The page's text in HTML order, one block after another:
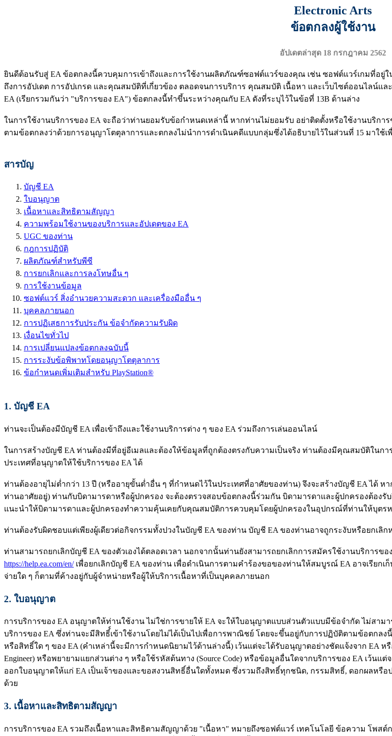
Electronic Arts
ข้อตกลงผู้ใช้งาน
อัปเดตล่าสุด 18 กรกฎาคม 2562
ยินดีต้อนรับสู่ EA ข้อตกลงนี้ควบคุมการเข้าถึงและการใช้งานผลิตภัณฑ์ซอฟต์แวร์ของคุณ เช่น ซอฟต์แวร์เกมที่อยู่ใ
ถึงการอัปเดต การอัปเกรด และคุณสมบัติที่เกี่ยวข้อง ตลอดจนการบริการ คุณสมบัติ เนื้อหา และเว็บไซต์ออนไลน์แ
EA (เรียกรวมกันว่า "บริการของ EA") ข้อตกลงนี้ทำขึ้นระหว่างคุณกับ EA ดังที่ระบุไว้ในข้อที่ 13B ด้านล่าง
ในการใช้งานบริการของ EA จะถือว่าท่านยอมรับข้อกำหนดเหล่านี้ หากท่านไม่ยอมรับ อย่าติดตั้งหรือใช้งานบริก
ตามข้อตกลงว่าด้วยการอนุญาโตตุลาการและตกลงไม่นำการดำเนินคดีแบบกลุ่มซึ่งได้อธิบายไว้ในส่วนที่ 15 มาใช้
สารบัญ
บัญชี EA
ใบอนุญาต
เนื้อหาและสิทธิตามสัญญา
ความพร้อมใช้งานของบริการและอัปเดตของ EA
UGC ของท่าน
กฎการปฏิบัติ
ผลิตภัณฑ์สำหรับพีซี
การยกเลิกและการลงโทษอื่น ๆ
การใช้งานข้อมูล
ซอฟต์แวร์ สิ่งอำนวยความสะดวก และเครื่องมืออื่น ๆ
บุคคลภายนอก
การปฏิเสธการรับประกัน ข้อจำกัดความรับผิด
เงื่อนไขทั่วไป
การเปลี่ยนแปลงข้อตกลงฉบับนี้
การระงับข้อพิพาทโดยอนุญาโตตุลาการ
ข้อกำหนดเพิ่มเติมสำหรับ PlayStation®
1. บัญชี EA
ท่านจะเป็นต้องมีบัญชี EA เพื่อเข้าถึงและใช้งานบริการต่าง ๆ ของ EA ร่วมถึงการเล่นออนไลน์
ในการสร้างบัญชี EA ท่านต้องมีที่อยู่อีเมลและต้องให้ข้อมูลที่ถูกต้องตรงกับความเป็นจริง ท่านต้องมีคุณสมบัติในกา
ประเทศที่อนุญาตให้ใช้บริการของ EA ได้
ท่านต้องอายุไม่ต่ำกว่า 13 ปี (หรืออายุขั้นต่ำอื่น ๆ ที่กำหนดไว้ในประเทศที่อาศัยของท่าน) จึงจะสร้างบัญชี EA ได้
ท่านอาศัยอยู่) ท่านกับบิดามารดาหรือผู้ปกครอง จะต้องตรวจสอบข้อตกลงนี้ร่วมกัน บิดามารดาและผู้ปกครองต้องรั
แนะนำให้บิดามารดาและผู้ปกครองทำความคุ้นเคยกับคุณสมบัติการควบคุมโดยผู้ปกครองในอุปกรณ์ที่ท่านให้บุตร
ท่านต้องรับผิดชอบแต่เพียงผู้เดียวต่อกิจกรรมทั้งปวงในบัญชี EA ของท่าน บัญชี EA ของท่านอาจถูกระงับหรือยกเลิ
ท่านสามารถยกเลิกบัญชี EA ของตัวเองได้ตลอดเวลา นอกจากนั้นท่านยังสามารถยกเลิกการสมัครใช้งานบริการขอ
https://help.ea.com/en/เพื่อยกเลิกบัญชี EA ของท่าน เพื่อดำเนินการตามคำร้องขอของท่านให้สมบูรณ์ EA อาจเรีย
จ่ายใด ๆ ก็ตามที่ค้างอยู่กับผู้จำหน่ายหรือผู้ให้บริการเนื้อหาที่เป็นบุคคลภายนอก
2. ใบอนุญาต
การบริการของ EA อนุญาตให้ท่านใช้งาน ไม่ใช่การขายให้ EA จะให้ใบอนุญาตแบบส่วนตัวแบบมีข้อจำกัด ไม่สาม
บริการของ EA ซึ่งท่านจะมีสิทธิ์์เข้าใช้งานโดยไม่ได้เป็นไปเพื่อการพาณิชย์ โดยจะขึ้นอยู่กับการปฏิบัติตามข้อตกล
หรือสิทธิ์ใด ๆ ของ EA (คำเหล่านี้จะมีการกำหนดนิยามไว้ด้านล่างนี้) เว้นแต่จะได้รับอนุญาตอย่างชัดแจ้งจาก EA
Engineer) หรือพยายามแยกส่วนต่าง ๆ หรือใช้รหัสต้นทาง (Source Code) หรือข้อมูลอื่นใดจากบริการของ EA เว้
ออกใบอนุญาตให้แก่ EA เป็นเจ้าของและขอสงวนสิทธิ์อื่นใดทั้งหมด ซึ่งรวมถึงสิทธิ์ทุกชนิด, กรรมสิทธิ์, ดอกผลหรื
ด้วย
3. เนื้อหาและสิทธิตามสัญญา
การบริการของ EA รวมถึงเนื้อหาและสิทธิตามสัญญาด้วย "เนื้อหา" หมายถึงซอฟต์แวร์ เทคโนโลยี ข้อความ โพสต์